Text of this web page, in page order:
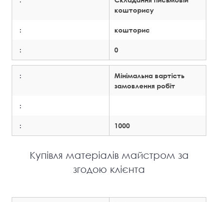
кошторису
: кошторис
: 0
:
Мінімальна вартість
замовлення робіт
:
: 1000
Купівля матеріалів майстром за
згодою клієнта